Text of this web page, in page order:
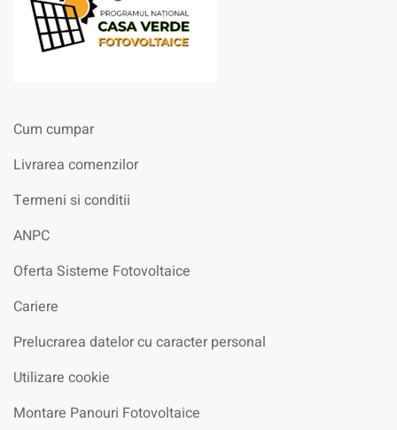
Cum cumpar
Livrarea comenzilor
Termeni si conditii
ANPC
Oferta Sisteme Fotovoltaice
Cariere
Prelucrarea datelor cu caracter personal
Utilizare cookie
Montare Panouri Fotovoltaice